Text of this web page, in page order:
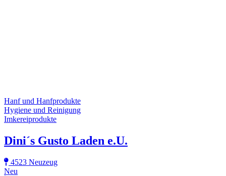
Hanf und Hanfprodukte
Hygiene und Reinigung
Imkereiprodukte
Dini´s Gusto Laden e.U.
4523 Neuzeug
Neu